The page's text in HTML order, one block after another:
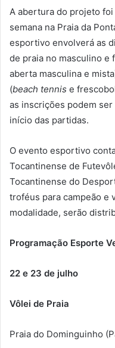
A abertura do projeto
semana na Praia da
esportivo envolverá as
de praia no masculino e
aberta masculina e
(beach tennis e
as inscrições podem
início das partidas.
O evento esportivo
Tocantinense de
Tocantinense do
troféus para campeão e
modalidade, serão
Programação Esporte
22 e 23 de julho
Vôlei de Praia
Praia do Dominguinho